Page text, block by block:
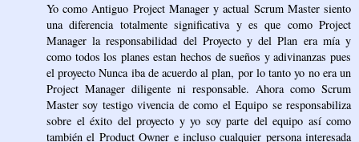
Yo como Antiguo Project Manager y actual Scrum Master siento
una diferencia totalmente significativa y es que como Project
Manager la responsabilidad del Proyecto y del Plan era mía y
como todos los planes estan hechos de sueños y adivinanzas pues
el proyecto Nunca iba de acuerdo al plan, por lo tanto yo no era un
Project Manager diligente ni responsable. Ahora como Scrum
Master soy testigo vivencia de como el Equipo se responsabiliza
sobre el éxito del proyecto y yo soy parte del equipo así como
también el Product Owner e incluso cualquier persona interesada